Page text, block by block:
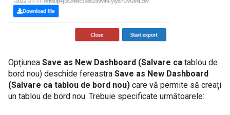
Opțiunea Save as New Dashboard (Salvare ca tablou de
bord nou) deschide fereastra Save as New Dashboard
(Salvare ca tablou de bord nou) care vă permite să creați
un tablou de bord nou. Trebuie specificate următoarele: